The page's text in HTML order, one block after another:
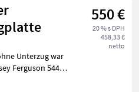
550 €
20 % s DPH
458,33 €
netto
Unterzug war
Ferguson 5445